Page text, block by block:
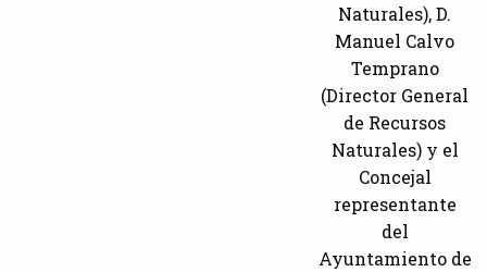
Naturales), D.
Manuel Calvo
Temprano
(Director General
de Recursos
Naturales) y el
Concejal
representante
del
Ayuntamiento de